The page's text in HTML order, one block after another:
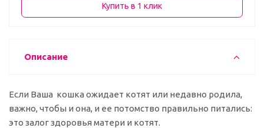
Купить в 1 клик
Описание
Если Ваша кошка ожидает котят или недавно родила,
важно, чтобы и она, и ее потомство правильно питались:
это залог здоровья матери и котят.